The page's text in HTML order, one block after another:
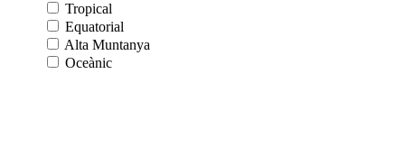
Tropical
Equatorial
Alta Muntanya
Oceànic